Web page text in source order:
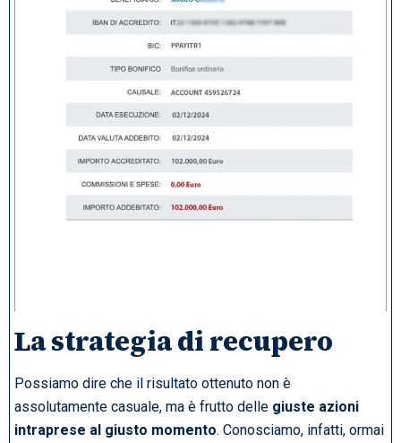
La strategia di recupero
Possiamo dire che il risultato ottenuto non è
assolutamente casuale, ma è frutto delle giuste azioni
intraprese al giusto momento. Conosciamo, infatti, ormai